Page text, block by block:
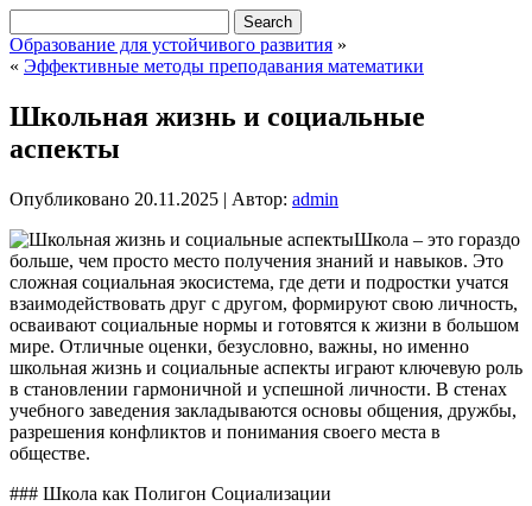
Образование для устойчивого развития »
« Эффективные методы преподавания математики
Школьная жизнь и социальные
аспекты
Опубликовано 20.11.2025 | Автор: admin
Школа – это гораздо
больше, чем просто место получения знаний и навыков. Это
сложная социальная экосистема, где дети и подростки учатся
взаимодействовать друг с другом, формируют свою личность,
осваивают социальные нормы и готовятся к жизни в большом
мире. Отличные оценки, безусловно, важны, но именно
школьная жизнь и социальные аспекты играют ключевую роль
в становлении гармоничной и успешной личности. В стенах
учебного заведения закладываются основы общения, дружбы,
разрешения конфликтов и понимания своего места в
обществе.
### Школа как Полигон Социализации